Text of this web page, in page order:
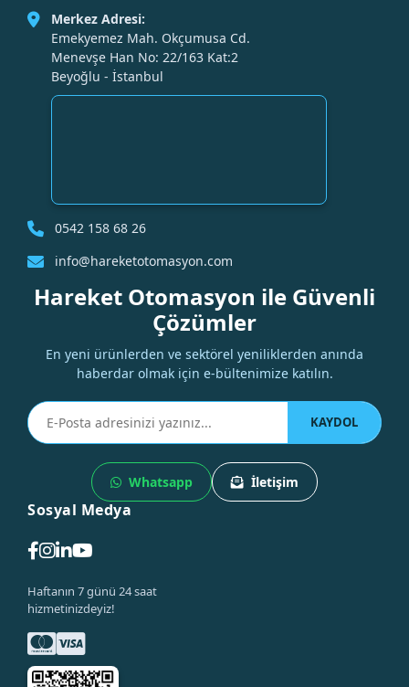
Merkez Adresi:
Emekyemez Mah. Okçumusa Cd.
Menevşe Han No: 22/163 Kat:2
Beyoğlu - İstanbul
0542 158 68 26
info@hareketotomasyon.com
Hareket Otomasyon ile Güvenli
Çözümler
En yeni ürünlerden ve sektörel yeniliklerden anında
haberdar olmak için e-bültenimize katılın.
KAYDOL
Whatsapp İletişim
Sosyal Medya
Haftanın 7 günü 24 saat
hizmetinizdeyiz!